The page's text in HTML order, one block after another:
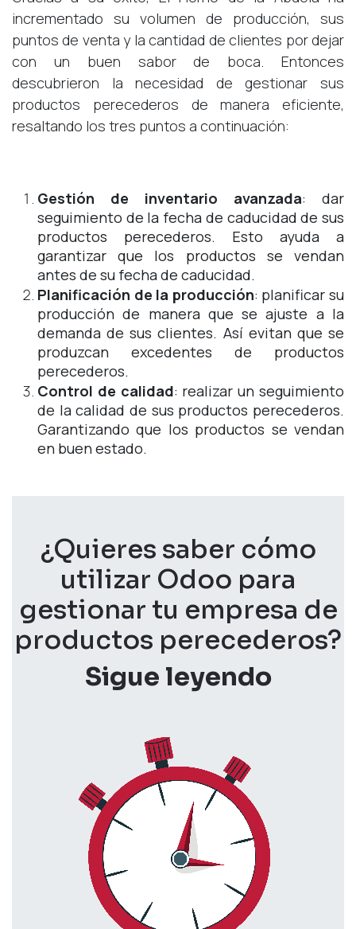
incrementado su volumen de producción, sus
puntos de venta y la cantidad de clientes por dejar
con un buen sabor de boca. Entonces
descubrieron la necesidad de gestionar sus
productos perecederos de manera eficiente,
resaltando los tres puntos a continuación:
Gestión de inventario avanzada: dar
seguimiento de la fecha de caducidad de sus
productos perecederos. Esto ayuda a
garantizar que los productos se vendan
antes de su fecha de caducidad.
Planificación de la producción: planificar su
producción de manera que se ajuste a la
demanda de sus clientes. Así evitan que se
produzcan excedentes de productos
perecederos.
Control de calidad: realizar un seguimiento
de la calidad de sus productos perecederos.
Garantizando que los productos se vendan
en buen estado.
¿Quieres saber cómo
utilizar Odoo para
gestionar tu empresa de
productos perecederos?
Sigue leyendo